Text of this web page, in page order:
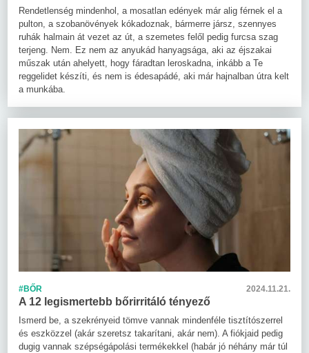
Rendetlenség mindenhol, a mosatlan edények már alig férnek el a
pulton, a szobanövények kókadoznak, bármerre jársz, szennyes
ruhák halmain át vezet az út, a szemetes felől pedig furcsa szag
terjeng. Nem. Ez nem az anyukád hanyagsága, aki az éjszakai
műszak után ahelyett, hogy fáradtan leroskadna, inkább a Te
reggelidet készíti, és nem is édesapádé, aki már hajnalban útra kelt
a munkába.
#BŐR 2024.11.21.
A 12 legismertebb bőrirritáló tényező
Ismerd be, a szekrényeid tömve vannak mindenféle tisztítószerrel
és eszközzel (akár szeretsz takarítani, akár nem). A fiókjaid pedig
dugig vannak szépségápolási termékekkel (habár jó néhány már túl